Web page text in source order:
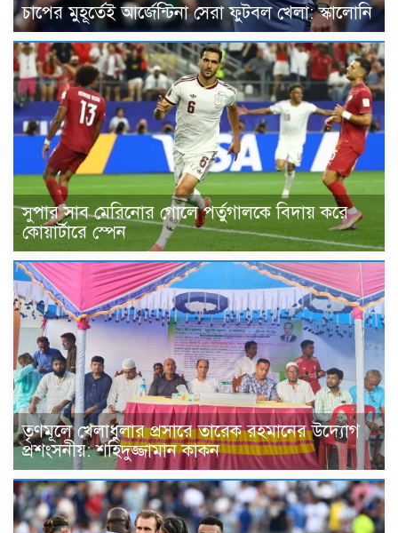
চাপের মুহূর্তেই আর্জেন্টিনা সেরা ফুটবল খেলা: স্কালোনি
সুপার সাব মেরিনোর গোলে পর্তুগালকে বিদায় করে
কোয়ার্টারে স্পেন
তৃণমূলে খেলাধুলার প্রসারে তারেক রহমানের উদ্যোগ
প্রশংসনীয়: শহিদুজ্জামান কাকন